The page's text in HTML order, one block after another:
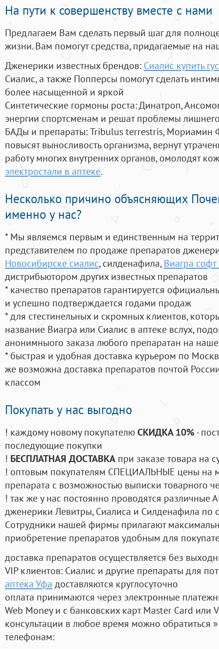
На пути к совершенству вместе с нами
Предлагаем Вам сделать первый шаг для
жизни. Вам помогут средства, придагаемые на
Дженерики известных брендов: Сиалис купить
Сиалис, а также Попперсы помогут сделать
более насыщенной и яркой
Синтетические гормоны роста: Динатроп,
энергии спортсменам и решат проблемы
БАДы и препараты:Tribulus terrestris, Мориамин
повысят выносливость организма, вернут
работу многих внутренних органов, омолодят
электростали в аптеке.
Несколько причино объясняющих
именно у нас?
* Мы являемся первым и единственным на
представителем по продаже препаратов
Новосибирске сиалис, силденафила, Виагра
дистрибьютором других известных препаратов
* качество препаратов гарантируется
и успешно подтверждается годами продаж
* для стестинельных и скромных клиентов,
название Виагра или Сиалис в аптеке вслух,
анонимныого заказа любого препаратан на
* быстрая и удобная доставка курьером по
же возможна доставка препаратов почтой
классом
Покупать у нас выгодно
! каждому новому покупателюСКИДКА 10%-
последующие покупки
! БЕСПЛАТНАЯ ДОСТАВКА при заказе товара на
! оптовым покупателям СПЕЦИАЛЬНЫЕ цены на
препарата с возможностью выписки товарного
! так же у нас постоянно проводятся
дженерики Левитры, Сиалиса и Силденафила по
Cотрудники нашей фирмы прилагают
приобретение препаратов удобным для
доставка препаратов осуществляется без
VIP клиентов: Сиалис и другие препараты для
аптека Уфа доставляются круглосуточно
оплата принимаются через электронные
Web Money и с банковских карт Master Card или
консультации в любое время можно обратиться
телефонам: